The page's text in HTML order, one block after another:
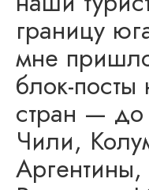
границу
мне
блок-посты
стран —
Чили,